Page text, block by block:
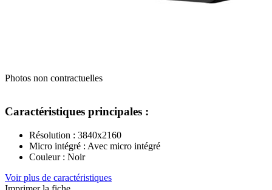
Photos non contractuelles
Caractéristiques principales :
Résolution : 3840x2160
Micro intégré : Avec micro intégré
Couleur : Noir
Voir plus de caractéristiques